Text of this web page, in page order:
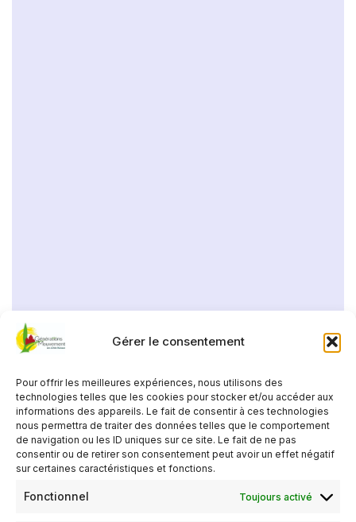
Gérer le consentement
Pour offrir les meilleures expériences, nous utilisons des
technologies telles que les cookies pour stocker et/ou accéder aux
informations des appareils. Le fait de consentir à ces technologies
nous permettra de traiter des données telles que le comportement
de navigation ou les ID uniques sur ce site. Le fait de ne pas
consentir ou de retirer son consentement peut avoir un effet négatif
sur certaines caractéristiques et fonctions.
Fonctionnel Toujours activé